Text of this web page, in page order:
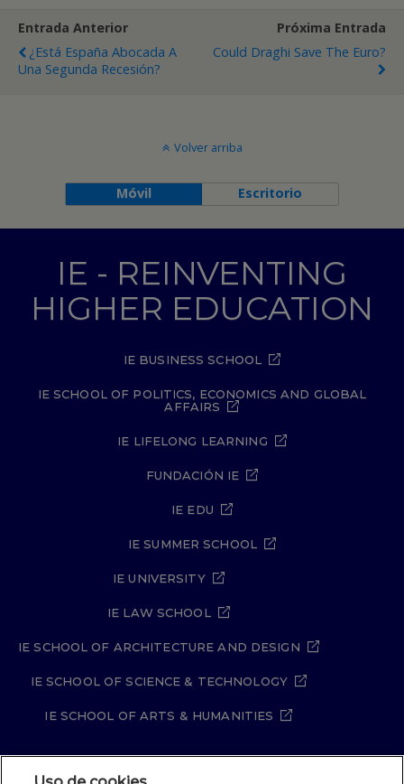
Entrada Anterior
¿Está España Abocada A
Una Segunda Recesión?
Próxima Entrada
Could Draghi Save The Euro?
Volver arriba
Móvil Escritorio
IE - REINVENTING
HIGHER EDUCATION
IE BUSINESS SCHOOL
IE SCHOOL OF POLITICS, ECONOMICS AND GLOBAL
AFFAIRS
IE LIFELONG LEARNING
FUNDACIÓN IE
IE EDU
IE SUMMER SCHOOL
IE UNIVERSITY
IE LAW SCHOOL
IE SCHOOL OF ARCHITECTURE AND DESIGN
IE SCHOOL OF SCIENCE & TECHNOLOGY
IE SCHOOL OF ARTS & HUMANITIES